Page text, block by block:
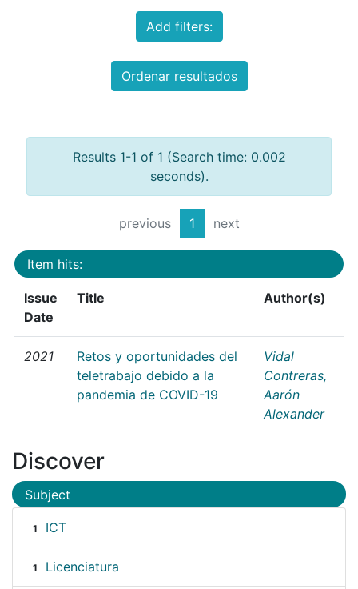
Add filters:
Ordenar resultados
Results 1-1 of 1 (Search time: 0.002
seconds).
previous 1 next
Item hits:
Issue
Date
Title Author(s)
2021
Retos y oportunidades del
teletrabajo debido a la
pandemia de COVID-19
Vidal
Contreras,
Aarón
Alexander
Discover
Subject
1 ICT
1 Licenciatura